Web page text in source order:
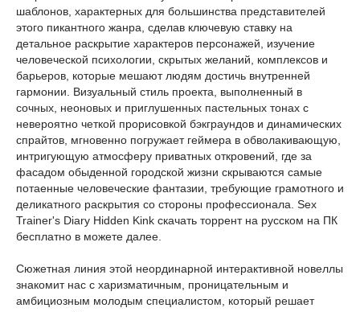
шаблонов, характерных для большинства представителей
этого пикантного жанра, сделав ключевую ставку на
детальное раскрытие характеров персонажей, изучение
человеческой психологии, скрытых желаний, комплексов и
барьеров, которые мешают людям достичь внутренней
гармонии. Визуальный стиль проекта, выполненный в
сочных, неоновых и приглушенных пастельных тонах с
невероятно четкой прорисовкой бэкграундов и динамических
спрайтов, мгновенно погружает геймера в обволакивающую,
интригующую атмосферу приватных откровений, где за
фасадом обыденной городской жизни скрываются самые
потаенные человеческие фантазии, требующие грамотного и
деликатного раскрытия со стороны профессионала. Sex
Trainer's Diary Hidden Kink скачать торрент на русском на ПК
бесплатно в можете далее.
Сюжетная линия этой неординарной интерактивной новеллы
знакомит нас с харизматичным, проницательным и
амбициозным молодым специалистом, который решает